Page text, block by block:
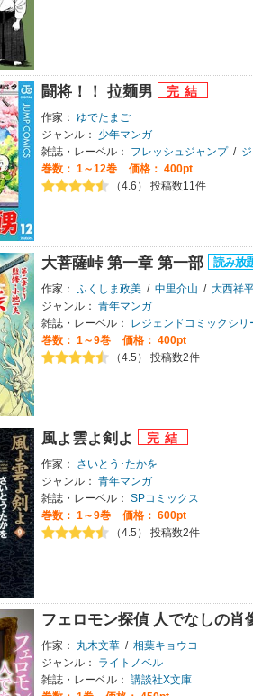
闘将！！ 拉麺男
作家： ゆでたまご
ジャンル：
少年マンガ
雑誌・レーベル：
フレッシュジャンプ /
巻数： 1～12巻
価格： 400pt
（4.6） 投稿数11件
大菩薩峠 第一章 第一部
作家： ふくしま政美 / 中里介山 / 大西祥
ジャンル： 青年マンガ
雑誌・レーベル：
レジェンドコミックシリ
巻数： 1～9巻
価格： 400pt
（4.5） 投稿数2件
風よ雲よ剣よ
作家：
さいとう･たかを
ジャンル： 青年マンガ
雑誌・レーベル： SPコミックス
巻数： 1～9巻
価格： 600pt
（4.5） 投稿数2件
フェロモン探偵 人でなしの肖
作家： 丸木文華 / 相葉キョウコ
ジャンル：
ライトノベル
雑誌・レーベル： 講談社X文庫